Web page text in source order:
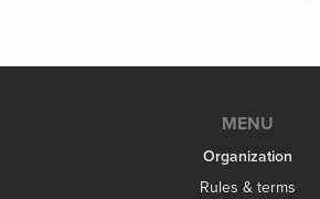
MENU
Organization
Rules & terms